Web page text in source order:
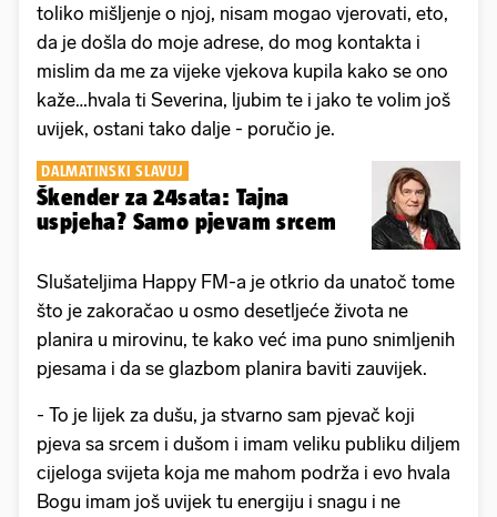
toliko mišljenje o njoj, nisam mogao vjerovati, eto,
da je došla do moje adrese, do mog kontakta i
mislim da me za vijeke vjekova kupila kako se ono
kaže…hvala ti Severina, ljubim te i jako te volim još
uvijek, ostani tako dalje - poručio je.
DALMATINSKI SLAVUJ
Škender za 24sata: Tajna
uspjeha? Samo pjevam srcem
Slušateljima Happy FM-a je otkrio da unatoč tome
što je zakoračao u osmo desetljeće života ne
planira u mirovinu, te kako već ima puno snimljenih
pjesama i da se glazbom planira baviti zauvijek.
- To je lijek za dušu, ja stvarno sam pjevač koji
pjeva sa srcem i dušom i imam veliku publiku diljem
cijeloga svijeta koja me mahom podrža i evo hvala
Bogu imam još uvijek tu energiju i snagu i ne